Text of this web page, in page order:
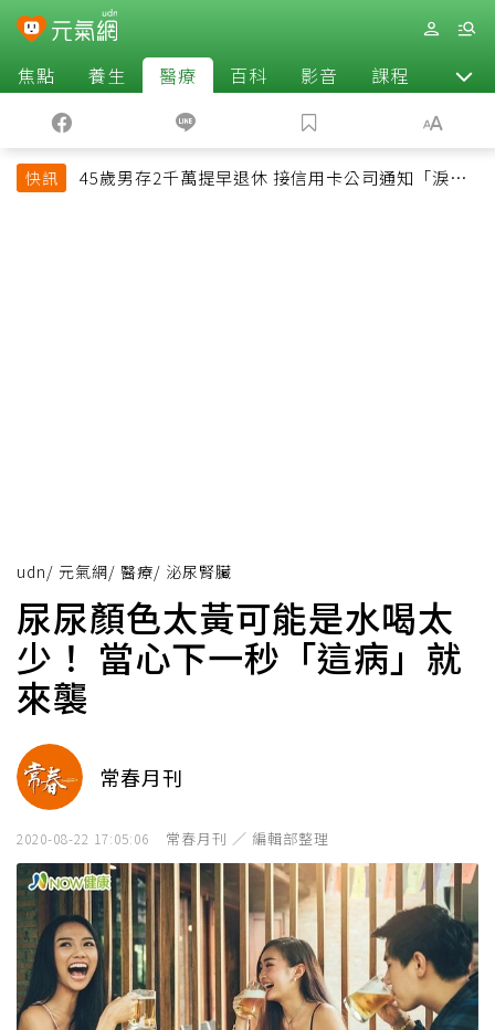
焦點 養生 醫療 百科 影音 課程 退休
快訊
45歲男存2千萬提早退休 接信用卡公司通知「淚回
udn/ 元氣網/ 醫療/ 泌尿腎臟
尿尿顏色太黃可能是水喝太
少！ 當心下一秒「這病」就
來襲
常春月刊
2020-08-22 17:05:06 常春月刊 ／ 編輯部整理